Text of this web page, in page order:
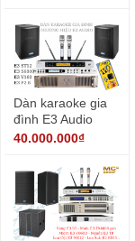
Dàn karaoke gia
đình E3 Audio
được yêu thích
40.000.000₫